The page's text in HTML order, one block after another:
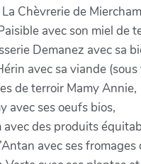
Chèvrerie de
avec son miel de
Demanez avec sa
avec sa viande (sous
de terroir Mamy Annie,
avec ses oeufs bios,
des produits
avec ses fromages